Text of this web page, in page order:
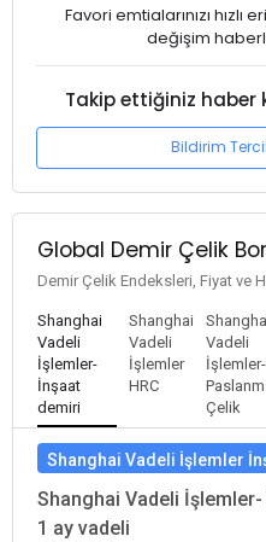
Favori emtialarınızı
değişim
Takip ettiğiniz
Bildirim
Global Demir Çelik
Demir Çelik Endeksleri, Fiyat ve
Shanghai
Vadeli
İşlemler-
İnşaat
demiri
Shanghai
Vadeli
İşlemler
HRC
Vadeli
İşlemler-
Çelik
Shanghai Vadeli İşlemler
Shanghai Vadeli
1 ay vadeli